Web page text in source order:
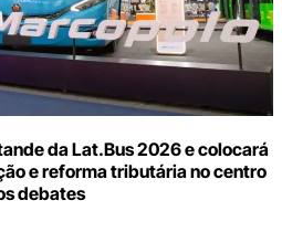
da Lat.Bus 2026 e colocará
e reforma tributária no centro
debates